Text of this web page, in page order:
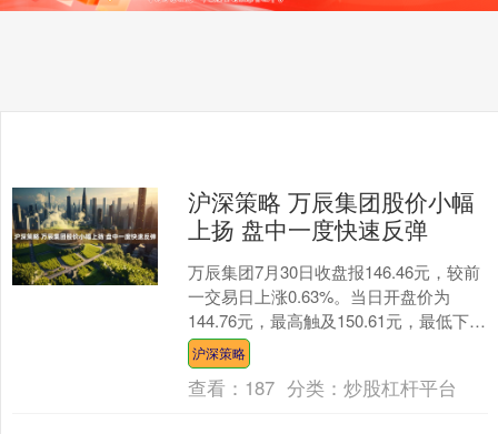
沪深策略 万辰集团股价小幅
上扬 盘中一度快速反弹
万辰集团7月30日收盘报146.46元，较前
一交易日上涨0.63%。当日开盘价为
144.76元，最高触及150.61元，最低下探
141.18元，全天成交4.40....
沪深策略
查看： 187 分类：炒股杠杆平台